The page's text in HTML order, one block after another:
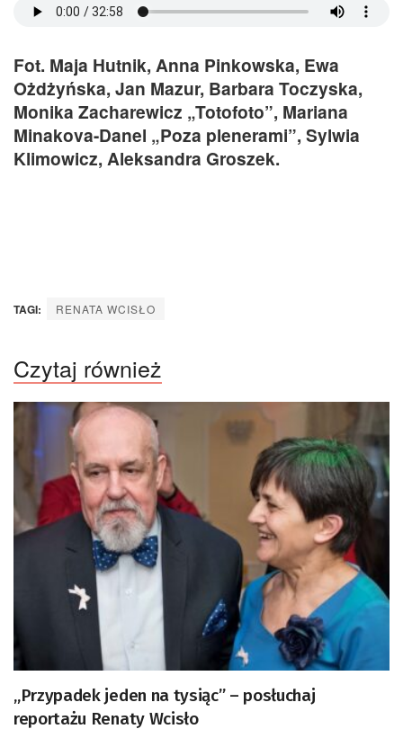
Fot. Maja Hutnik, Anna Pinkowska, Ewa
Ożdżyńska, Jan Mazur, Barbara Toczyska,
Monika Zacharewicz „Totofoto”, Mariana
Minakova-Danel „Poza plenerami”, Sylwia
Klimowicz, Aleksandra Groszek.
TAGI: RENATA WCISŁO
Czytaj również
„Przypadek jeden na tysiąc” – posłuchaj
reportażu Renaty Wcisło